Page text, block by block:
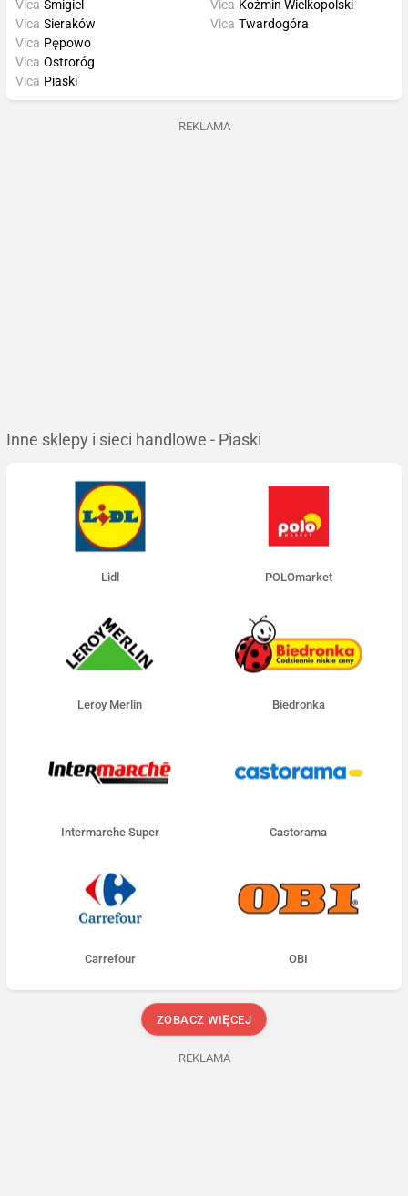
Vica Śmigiel
Vica Sieraków
Vica Koźmin Wielkopolski
Vica Twardogóra
Vica Pępowo
Vica Ostroróg
Vica Piaski
REKLAMA
Inne sklepy i sieci handlowe - Piaski
Lidl POLOmarket
Leroy Merlin Biedronka
Intermarche Super Castorama
Carrefour OBI
ZOBACZ WIĘCEJ
REKLAMA